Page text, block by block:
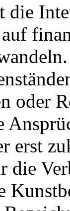
die
oder
erst
die